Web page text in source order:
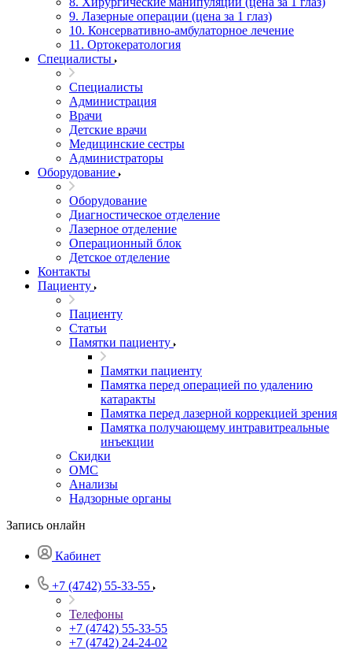
9. Лазерные операции (цена за 1 глаз)
10. Консервативно-амбулаторное лечение
11. Ортокератология
Специалисты
Специалисты
Администрация
Врачи
Детские врачи
Медицинские сестры
Администраторы
Оборудование
Оборудование
Диагностическое отделение
Лазерное отделение
Операционный блок
Детское отделение
Контакты
Пациенту
Пациенту
Статьи
Памятки пациенту
Памятки пациенту
Памятка перед операцией по удалению
катаракты
Памятка перед лазерной коррекцией зрения
Памятка получающему интравитреальные
инъекции
Скидки
ОМС
Анализы
Надзорные органы
Запись онлайн
Кабинет
+7 (4742) 55-33-55
Телефоны
+7 (4742) 55-33-55
+7 (4742) 24-24-02